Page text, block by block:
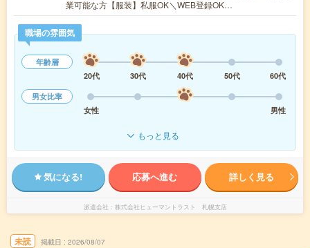
業可能な方【服装】私服OK＼WEB登録OK…
職場の雰囲気
年齢層
20代
30代 40代 50代
60代
男女比率
女性
男性
もっと見る
気になる! 応募へ進む 詳しく見る
派遣会社 株式会社ヒューマントラスト 札幌支店
未読 掲載日 2026/08/07